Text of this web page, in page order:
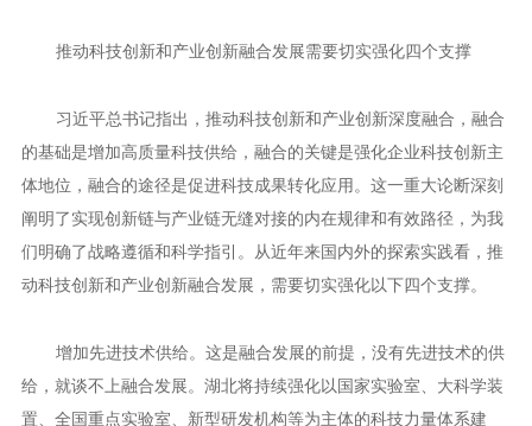
推动科技创新和产业创新融合发展需要切实强化四个支撑
习近平总书记指出，推动科技创新和产业创新深度融合，融合
的基础是增加高质量科技供给，融合的关键是强化企业科技创新主
体地位，融合的途径是促进科技成果转化应用。这一重大论断深刻
阐明了实现创新链与产业链无缝对接的内在规律和有效路径，为我
们明确了战略遵循和科学指引。从近年来国内外的探索实践看，推
动科技创新和产业创新融合发展，需要切实强化以下四个支撑。
增加先进技术供给。这是融合发展的前提，没有先进技术的供
给，就谈不上融合发展。湖北将持续强化以国家实验室、大科学装
置、全国重点实验室、新型研发机构等为主体的科技力量体系建